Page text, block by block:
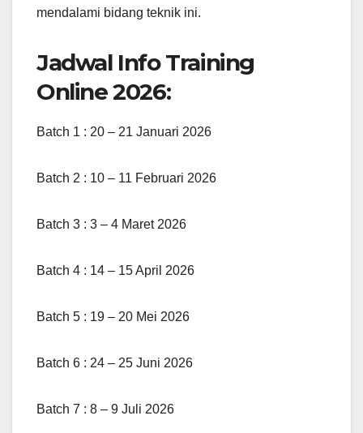
mendalami bidang teknik ini.
Jadwal Info Training
Online 2026:
Batch 1 : 20 – 21 Januari 2026
Batch 2 : 10 – 11 Februari 2026
Batch 3 : 3 – 4 Maret 2026
Batch 4 : 14 – 15 April 2026
Batch 5 : 19 – 20 Mei 2026
Batch 6 : 24 – 25 Juni 2026
Batch 7 : 8 – 9 Juli 2026